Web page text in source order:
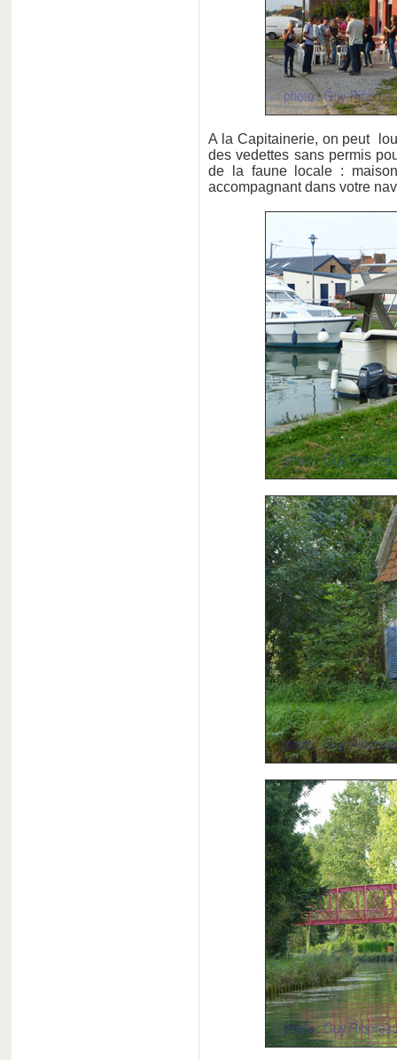
A la Capitainerie, on peut
des vedettes sans permis
de la faune locale :
accompagnant dans votre